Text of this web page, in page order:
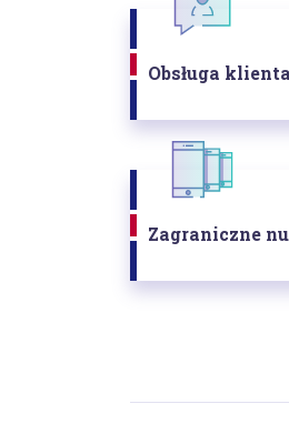
Obsługa klienta
Zagraniczne